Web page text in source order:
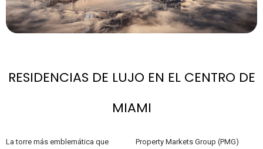
RESIDENCIAS DE LUJO EN EL CENTRO DE
MIAMI
La torre más emblemática que
Property Markets Group (PMG)